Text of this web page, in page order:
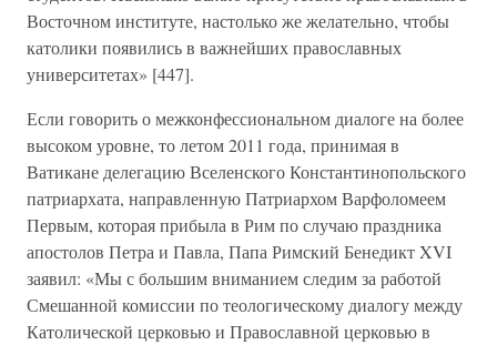
Восточном институте, настолько же желательно, чтобы
католики появились в важнейших православных
университетах» [447].
Если говорить о межконфессиональном диалоге на более
высоком уровне, то летом 2011 года, принимая в
Ватикане делегацию Вселенского Константинопольского
патриархата, направленную Патриархом Варфоломеем
Первым, которая прибыла в Рим по случаю праздника
апостолов Петра и Павла, Папа Римский Бенедикт XVI
заявил: «Мы с большим вниманием следим за работой
Смешанной комиссии по теологическому диалогу между
Католической церковью и Православной церковью в